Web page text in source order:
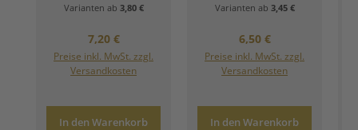
Varianten ab 3,80 €
Regulärer Preis:
7,20 €
Preise inkl. MwSt. zzgl.
Versandkosten
In den Warenkorb
Varianten ab 3,45 €
Regulärer Preis:
6,50 €
Preise inkl. MwSt. zzgl.
Versandkosten
In den Warenkorb